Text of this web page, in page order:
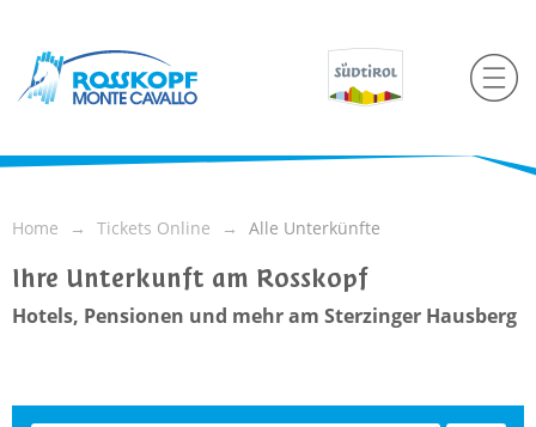
Home Tickets Online Alle Unterkünfte
Ihre Unterkunft am Rosskopf
Hotels, Pensionen und mehr am Sterzinger Hausberg